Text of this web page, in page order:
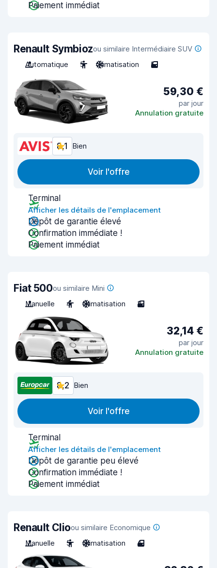
Paiement immédiat
Renault Symbiozou similaire Intermédiaire SUV
Automatique
5 Climatisation 5
59,30 €
par jour
Annulation gratuite
8,1 Bien
Voir l'offre
Terminal
Afficher les détails de l'emplacement
Dépôt de garantie élevé
Confirmation immédiate !
Paiement immédiat
Fiat 500ou similaire Mini
Manuelle
4 Climatisation 3
32,14 €
par jour
Annulation gratuite
8,2 Bien
Voir l'offre
Terminal
Afficher les détails de l'emplacement
Dépôt de garantie peu élevé
Confirmation immédiate !
Paiement immédiat
Renault Clioou similaire Economique
Manuelle
5 Climatisation 4